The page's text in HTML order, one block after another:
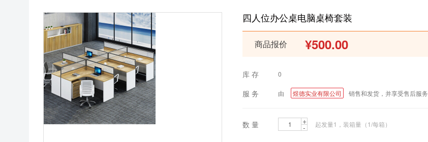
四人位办公桌电脑桌椅套装
商品报价 ¥500.00
库 存 0
服 务 由 煜德实业有限公司 销售和发货，并享受售后服务
数 量 +
- 起发量1，装箱量（1/每箱）